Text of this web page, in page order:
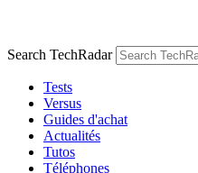
Search TechRadar
Tests
Versus
Guides d'achat
Actualités
Tutos
Téléphones